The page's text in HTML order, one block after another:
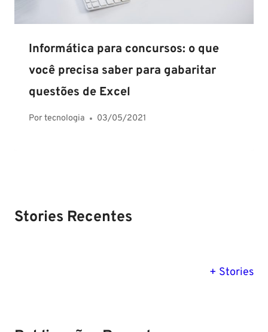
Informática para concursos: o que
você precisa saber para gabaritar
questões de Excel
Portecnologia 03/05/2021
Stories Recentes
+ Stories
MG: